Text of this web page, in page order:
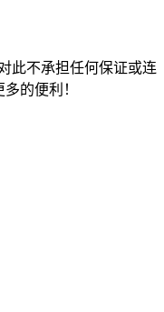
此不承担任何保证或连
的便利！